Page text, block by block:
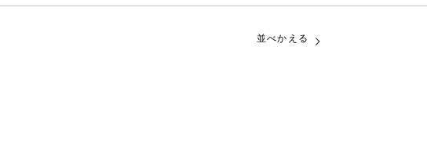
並べかえる